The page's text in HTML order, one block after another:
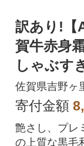
訳あり!【
賀牛赤身
しゃぶす
(肩・モモ
里町)
佐賀県吉野ヶ
寄付金額
艶さし、プレ
の上質な黒毛